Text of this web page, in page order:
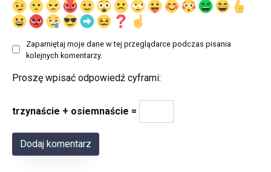
Zapamiętaj moje dane w tej przeglądarce podczas pisania
kolejnych komentarzy.
Proszę wpisać odpowiedź cyframi:
trzynaście + osiemnaście =